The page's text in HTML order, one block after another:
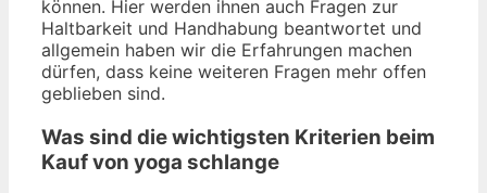
können. Hier werden ihnen auch Fragen zur
Haltbarkeit und Handhabung beantwortet und
allgemein haben wir die Erfahrungen machen
dürfen, dass keine weiteren Fragen mehr offen
geblieben sind.
Was sind die wichtigsten Kriterien beim
Kauf von yoga schlange